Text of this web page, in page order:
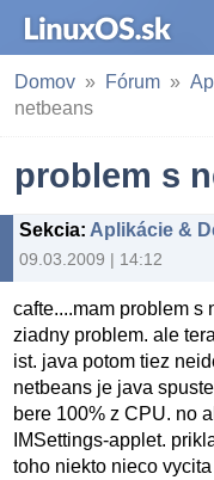
Domov Fórum
netbeans
problem s
Sekcia: Aplikácie &
09.03.2009 | 14:12
cafte....mam problem s
ziadny problem. ale
ist. java potom tiez
netbeans je java
bere 100% z CPU. no
IMSettings-applet.
toho niekto nieco